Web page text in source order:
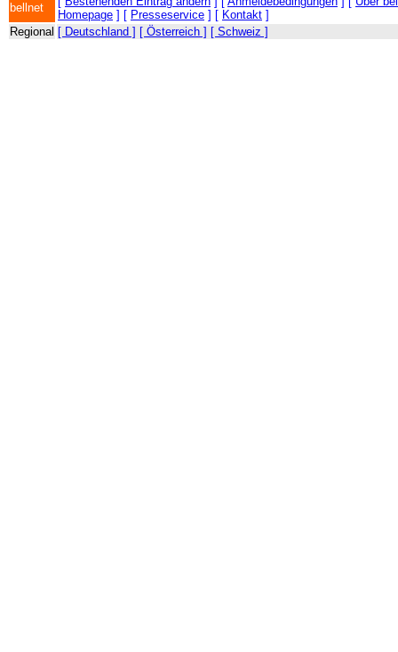
bellnet
Homepage ] [ Presseservice ] [ Kontakt ]
Regional [ Deutschland ] [ Österreich ] [ Schweiz ]